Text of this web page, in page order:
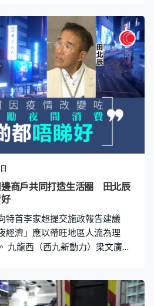
子足球隊，三人籃球、跆拳道等
22面獎牌。田徑的李紫桃，獨取
雙料冠軍。
邊商戶共同打造生活圈 田北辰
特首李家超提交施政報告建議
經濟」應以帶旺地區人流為理
九龍西（西九新動力）梁文廣︰
吸引市民傍晚吃完飯後再到夜市
費、逗留三至六小時，這樣才可